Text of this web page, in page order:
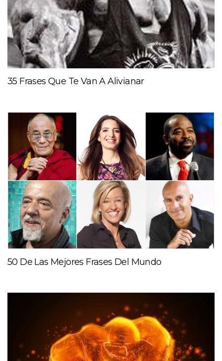
35 Frases Que Te Van A Alivianar
50 De Las Mejores Frases Del Mundo